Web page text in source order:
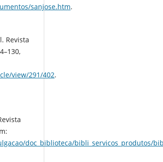
sanjose.htm.
Revista
view/291/402.
doc_biblioteca/bibli_servicos_produtos/